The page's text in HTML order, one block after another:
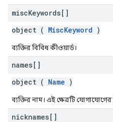
miscKeywords[]
object ( MiscKeyword )
ব্যক্তির বিবিধ কীওয়ার্ড।
names[]
object ( Name )
ব্যক্তির নাম। এই ক্ষেত্রটি
nicknames[]